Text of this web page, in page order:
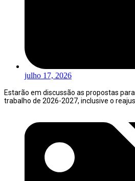
julho 17, 2026
Estarão em discussão as propostas
trabalho de 2026-2027, inclusive o